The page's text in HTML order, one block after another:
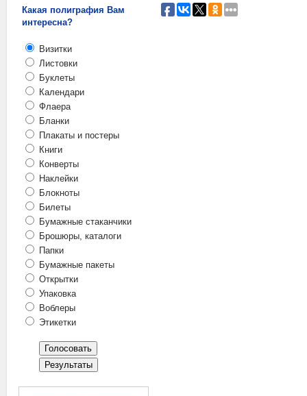
Какая полиграфия Вам
интересна?
Визитки
Листовки
Буклеты
Календари
Флаера
Бланки
Плакаты и постеры
Книги
Конверты
Наклейки
Блокноты
Билеты
Бумажные стаканчики
Брошюры, каталоги
Папки
Бумажные пакеты
Открытки
Упаковка
Воблеры
Этикетки